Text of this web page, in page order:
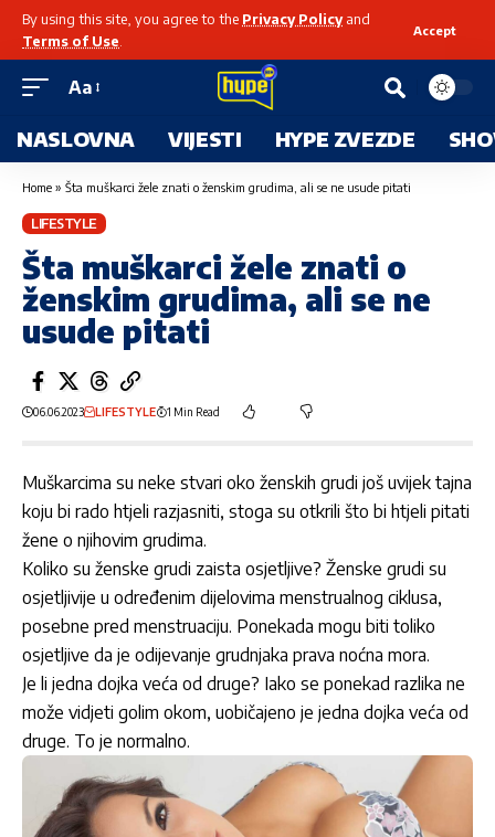
By using this site, you agree to the Privacy Policyand
Terms of Use
Accept
Aa
NASLOVNA VIJESTI HYPE ZVEZDE
Home » Šta muškarci žele znati o ženskim grudima, ali se ne usude pitati
LIFESTYLE
Šta muškarci žele znati o
ženskim grudima, ali se ne
usude pitati
06.06.2023 LIFESTYLE 1 Min Read
Muškarcima su neke stvari oko ženskih grudi još uvijek tajna
koju bi rado htjeli razjasniti, stoga su otkrili što bi htjeli pitati
žene o njihovim grudima.
Koliko su ženske grudi zaista osjetljive? Ženske grudi su
osjetljivije u određenim dijelovima menstrualnog ciklusa,
posebne pred menstruaciju. Ponekada mogu biti toliko
osjetljive da je odijevanje grudnjaka prava noćna mora.
Je li jedna dojka veća od druge? Iako se ponekad razlika ne
može vidjeti golim okom, uobičajeno je jedna dojka veća od
druge. To je normalno.